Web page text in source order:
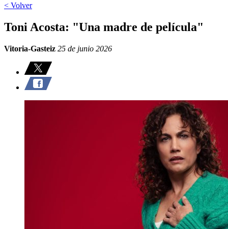
< Volver
Toni Acosta: "Una madre de película"
Vitoria-Gasteiz 25 de junio 2026